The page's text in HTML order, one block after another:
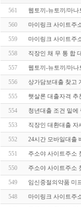
561 웹토끼-뉴토끼/마
560 마이링크 사이트주
559 마이링크 사이트주
558 직장인 채 무 통 합
557 웹토끼-뉴토끼/마
556 상가담보대출 찾고
555 햇살론 대출자격 추
554 청년대출 조건 밑에
553 직장인 대환대출 자
552 24시간 모바일대출
551 주소야 사이트주소
550 주소야 사이트주소
549 임신중절의약품 미
548 마이링크 사이트주